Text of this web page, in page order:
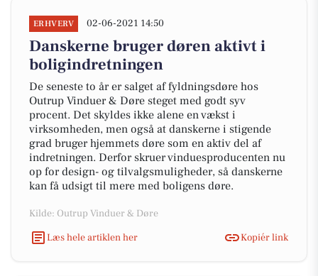
ERHVERV 02-06-2021 14:50
Danskerne bruger døren aktivt i
boligindretningen
De seneste to år er salget af fyldningsdøre hos
Outrup Vinduer & Døre steget med godt syv
procent. Det skyldes ikke alene en vækst i
virksomheden, men også at danskerne i stigende
grad bruger hjemmets døre som en aktiv del af
indretningen. Derfor skruer vinduesproducenten nu
op for design- og tilvalgsmuligheder, så danskerne
kan få udsigt til mere med boligens døre.
Kilde: Outrup Vinduer & Døre
Læs hele artiklen her
Kopiér link